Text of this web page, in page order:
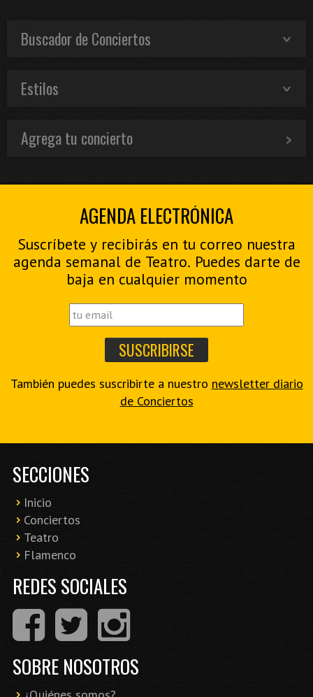
Buscador de Conciertos
Estilos
Agrega tu concierto
AGENDA ELECTRÓNICA
Suscríbete y recibirás en tu correo nuestra
agenda semanal de Teatro. Puedes darte de
baja en cualquier momento
También puedes suscribirte a nuestro newsletter diario
de Conciertos
SECCIONES
Inicio
Conciertos
Teatro
Flamenco
REDES SOCIALES
SOBRE NOSOTROS